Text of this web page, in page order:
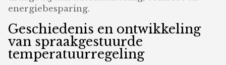
energiebesparing.
Geschiedenis en ontwikkeling
van spraakgestuurde
temperatuurregeling